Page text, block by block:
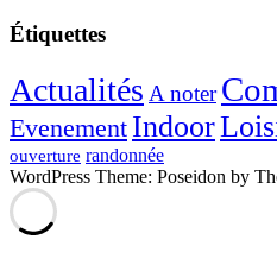
Étiquettes
Actualités A noter
Evenement Indoor
ouverture randonnée
WordPress Theme: Poseidon by